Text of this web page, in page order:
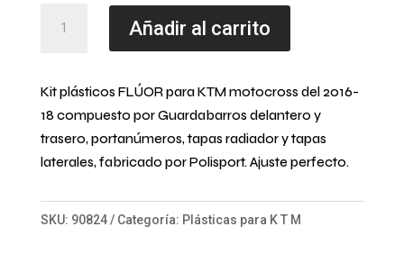
era:
140,00 €.
es:
125,00 €.
F/XC/XC-
F
(16-
18)
FLÚOR
Añadir al carrito
Kit plásticos FLÚOR para KTM motocross del 2016-
18 compuesto por Guardabarros delantero y
trasero, portanúmeros, tapas radiador y tapas
laterales, fabricado porPolisport.Ajuste perfecto.
SKU: 90824 Categoría: Plásticas para K T M